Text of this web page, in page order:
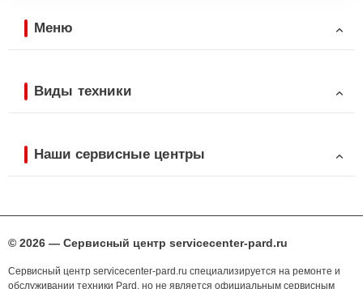
Меню
Виды техники
Наши сервисные центры
© 2026 — Сервисный центр servicecenter-pard.ru
Сервисный центр servicecenter-pard.ru специализируется на ремонте и
обслуживании техники Pard, но не является официальным сервисным